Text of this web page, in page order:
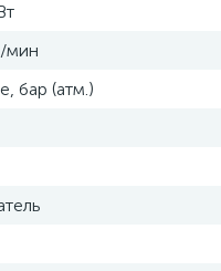
мин
бар (атм.)